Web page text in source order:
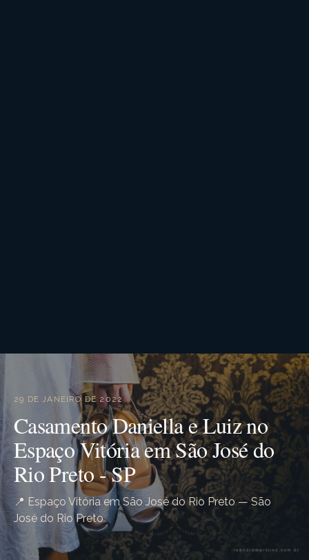
29 DE JANEIRO DE 2022
Casamento Daniella e Luiz no
Espaço Vitória em São José do
Rio Preto - SP
📍 Espaço Vitória em São José do Rio Preto — São
José do Rio Preto